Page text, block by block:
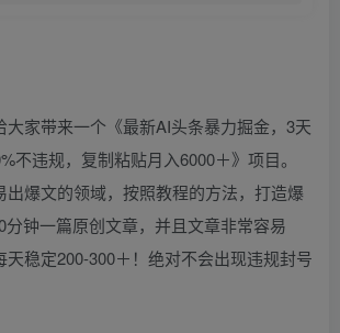
大家带来一个《最新AI头条暴力掘金，3天
不违规，复制粘贴月入6000＋》项目。
出爆文的领域，按照教程的方法，打造爆
分钟一篇原创文章，并且文章非常容易
天稳定200-300＋！绝对不会出现违规封号